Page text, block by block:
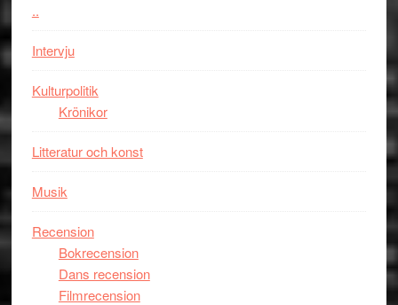
..
Intervju
Kulturpolitik
Krönikor
Litteratur och konst
Musik
Recension
Bokrecension
Dans recension
Filmrecension